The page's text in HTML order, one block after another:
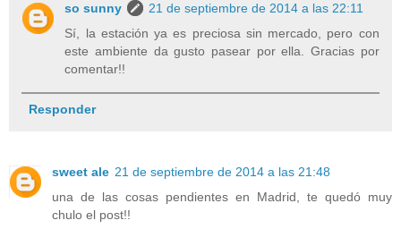
so sunny
21 de septiembre de 2014 a las 22:11
Sí, la estación ya es preciosa sin mercado, pero con
este ambiente da gusto pasear por ella. Gracias por
comentar!!
Responder
sweet ale 21 de septiembre de 2014 a las 21:48
una de las cosas pendientes en Madrid, te quedó muy
chulo el post!!